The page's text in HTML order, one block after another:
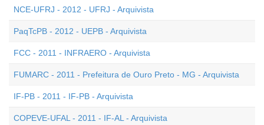
NCE-UFRJ - 2012 - UFRJ - Arquivista
PaqTcPB - 2012 - UEPB - Arquivista
FCC - 2011 - INFRAERO - Arquivista
FUMARC - 2011 - Prefeitura de Ouro Preto - MG - Arquivista
IF-PB - 2011 - IF-PB - Arquivista
COPEVE-UFAL - 2011 - IF-AL - Arquivista